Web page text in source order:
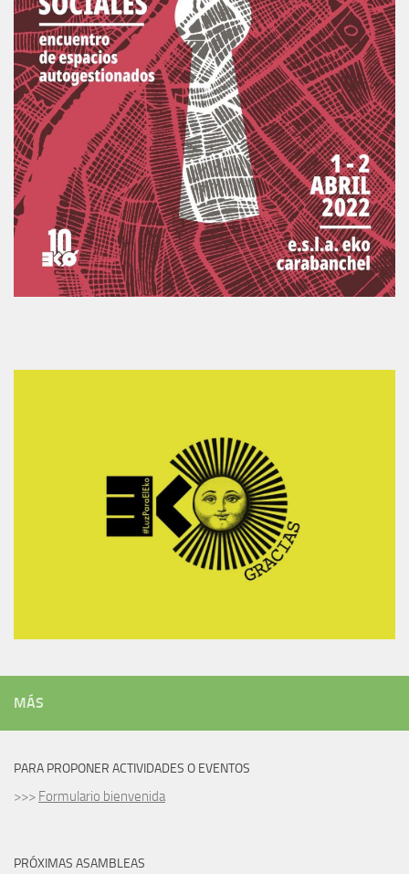
MÁS
PARA PROPONER ACTIVIDADES O EVENTOS
>>> Formulario bienvenida
PRÓXIMAS ASAMBLEAS